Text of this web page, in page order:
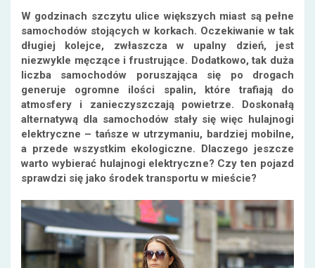
W godzinach szczytu ulice większych miast są pełne
samochodów stojących w korkach. Oczekiwanie w tak
długiej kolejce, zwłaszcza w upalny dzień, jest
niezwykle męczące i frustrujące. Dodatkowo, tak duża
liczba samochodów poruszająca się po drogach
generuje ogromne ilości spalin, które trafiają do
atmosfery i zanieczyszczają powietrze. Doskonałą
alternatywą dla samochodów stały się więc hulajnogi
elektryczne – tańsze w utrzymaniu, bardziej mobilne,
a przede wszystkim ekologiczne. Dlaczego jeszcze
warto wybierać hulajnogi elektryczne? Czy ten pojazd
sprawdzi się jako środek transportu w mieście?